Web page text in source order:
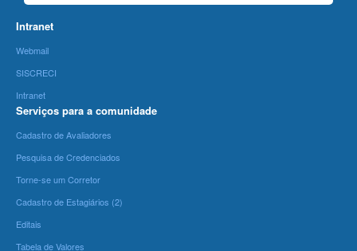
Intranet
Webmail
SISCRECI
Intranet
Serviços para a comunidade
Cadastro de Avaliadores
Pesquisa de Credenciados
Torne-se um Corretor
Cadastro de Estagiários (2)
Editais
Tabela de Valores